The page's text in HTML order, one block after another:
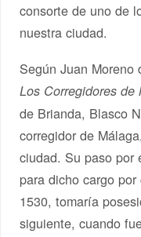
consorte de uno de
nuestra ciudad.
Según Juan
Los Corregidores de
de Brianda, Blasco
corregidor de
ciudad. Su paso por
para dicho cargo
1530, tomaría
siguiente, cuando